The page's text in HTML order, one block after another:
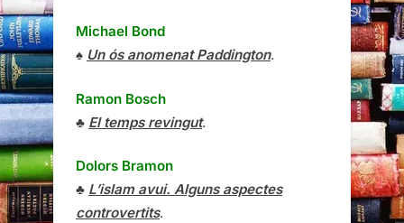
Michael Bond
♠ Un ós anomenat Paddington.
Ramon Bosch
♣ El temps revingut.
Dolors Bramon
♣ L’islam avui. Alguns aspectes
controvertits.